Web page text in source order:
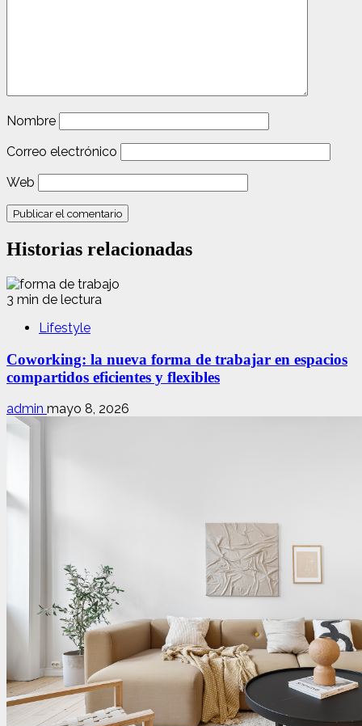
Nombre
Correo electrónico
Web
Historias relacionadas
3 min de lectura
Lifestyle
Coworking: la nueva forma de trabajar en espacios
compartidos eficientes y flexibles
admin mayo 8, 2026